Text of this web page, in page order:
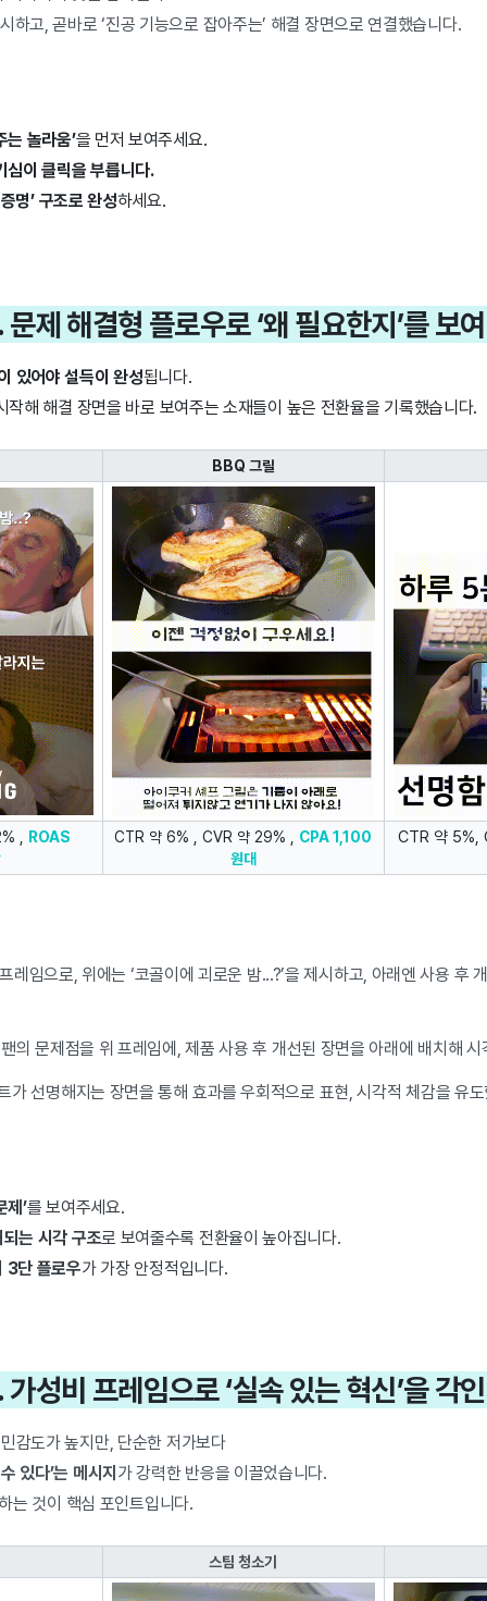
하고, 곧바로 ‘진공 기능으로 잡아주는’ 해결 장면으로 연결했습니다.
는 놀라움’을 먼저 보여주세요.
심이 클릭을 부릅니다.
명’ 구조로 완성하세요.
해결형 플로우로 ‘왜 필요한지’를 보
있어야 설득이 완성됩니다.
작해 해결 장면을 바로 보여주는 소재들이 높은 전환율을 기록했습니다.
BBQ 그릴
, ROAS CTR 약 6% , CVR 약 29% ,
CPA 1,100
원대
CTR 약 5%,
레임으로, 위에는 ‘코골이에 괴로운 밤...?’을 제시하고, 아래엔 사용 후
의 문제점을 위 프레임에, 제품 사용 후 개선된 장면을 아래에 배치해
가 선명해지는 장면을 통해 효과를 우회적으로 표현, 시각적 체감을 유
제’를 보여주세요.
는 시각 구조로 보여줄수록 전환율이 높아집니다.
3단 플로우가 가장 안정적입니다.
비 프레임으로 ‘실속 있는 혁신’을 각
감도가 높지만, 단순한 저가보다
있다’는 메시지 가 강력한 반응을 이끌었습니다.
는 것이 핵심 포인트입니다.
스팀 청소기